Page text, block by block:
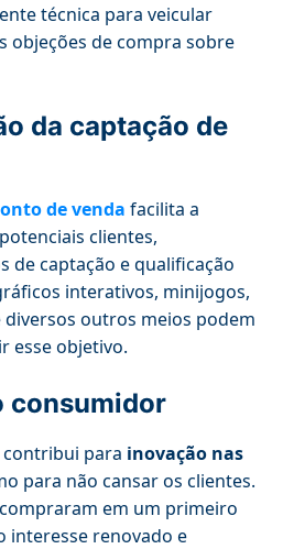
técnica para veicular
objeções de compra sobre
da captação de
de venda facilita a
clientes,
de captação e qualificação
interativos, minijogos,
diversos outros meios podem
esse objetivo.
consumidor
para inovação nas
para não cansar os clientes.
em um primeiro
interesse renovado e